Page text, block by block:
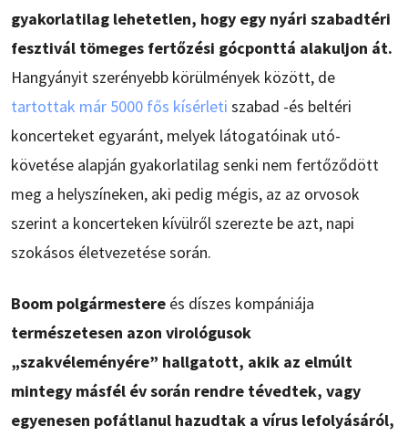
gyakorlatilag lehetetlen, hogy egy nyári szabadtéri
fesztivál tömeges fertőzési gócponttá alakuljon át.
Hangyányit szerényebb körülmények között, de
tartottak már 5000 fős kísérleti szabad -és beltéri
koncerteket egyaránt, melyek látogatóinak utó-
követése alapján gyakorlatilag senki nem fertőződött
meg a helyszíneken, aki pedig mégis, az az orvosok
szerint a koncerteken kívülről szerezte be azt, napi
szokásos életvezetése során.
Boom polgármestere és díszes kompániája
természetesen azon virológusok
„szakvéleményére” hallgatott, akik az elmúlt
mintegy másfél év során rendre tévedtek, vagy
egyenesen pofátlanul hazudtak a vírus lefolyásáról,